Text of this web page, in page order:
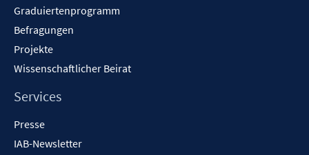
Graduiertenprogramm
Befragungen
Projekte
Wissenschaftlicher Beirat
Services
Presse
IAB-Newsletter